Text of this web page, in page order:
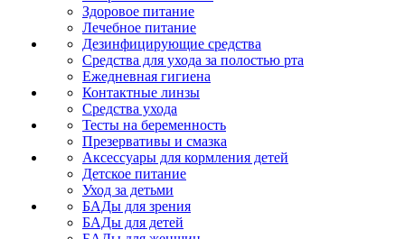
Здоровое питание
Лечебное питание
Дезинфицирующие средства
Средства для ухода за полостью рта
Ежедневная гигиена
Контактные линзы
Средства ухода
Тесты на беременность
Презервативы и смазка
Аксессуары для кормления детей
Детское питание
Уход за детьми
БАДы для зрения
БАДы для детей